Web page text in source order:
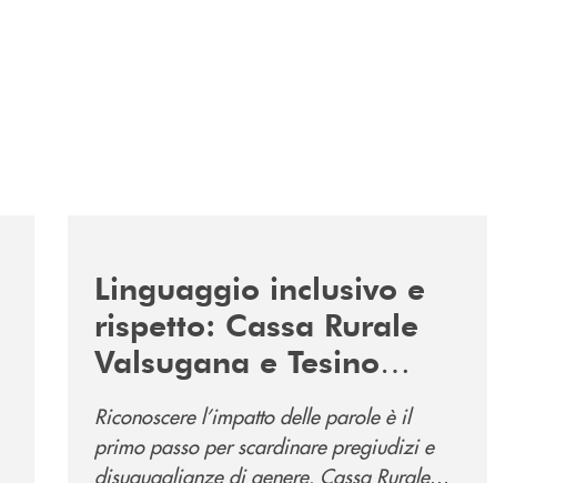
Linguaggio inclusivo e
rispetto: Cassa Rurale
Valsugana e Tesino
promuove la campagna
“Tolleranza Zero”
Riconoscere l’impatto delle parole è il
primo passo per scardinare pregiudizi e
disuguaglianze di genere. Cassa Rurale